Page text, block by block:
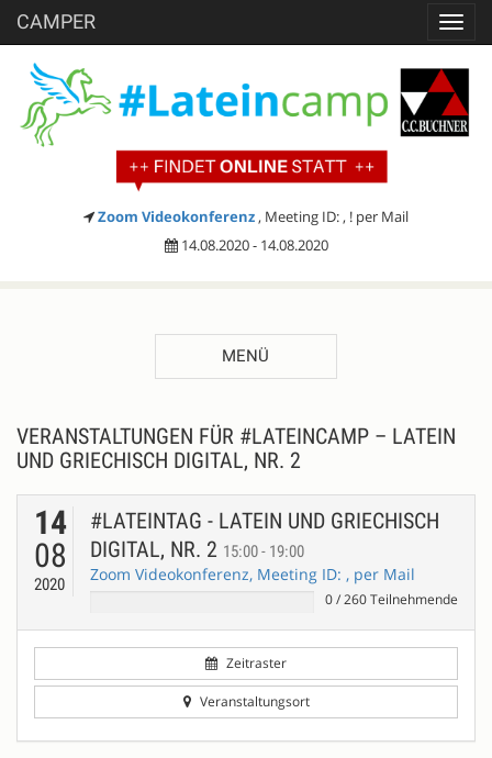
CAMPER
Zoom Videokonferenz , Meeting ID: , ! per Mail
14.08.2020 - 14.08.2020
MENÜ
VERANSTALTUNGEN FÜR #LATEINCAMP – LATEIN
UND GRIECHISCH DIGITAL, NR. 2
14
08
2020
#LATEINTAG - LATEIN UND GRIECHISCH
DIGITAL, NR. 2 15:00 - 19:00
Zoom Videokonferenz, Meeting ID: , per Mail
0/260Teilnehmende
Zeitraster
Veranstaltungsort